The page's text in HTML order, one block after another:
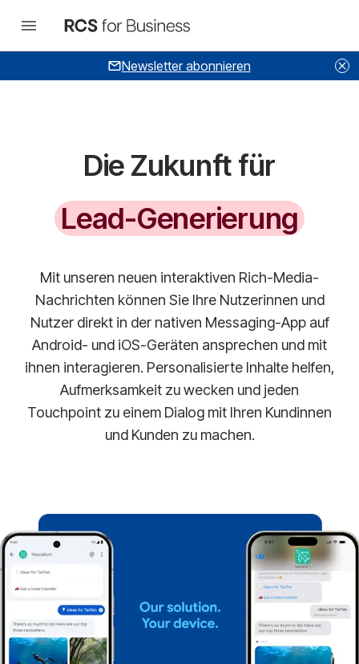
Newsletter abonnieren
Die Zukunft für
Kundeninteraktion
Mit unseren neuen interaktiven Rich-Media-
Nachrichten können Sie Ihre Nutzerinnen und
Nutzer direkt in der nativen Messaging-App auf
Android- und iOS-Geräten ansprechen und mit
ihnen interagieren. Personalisierte Inhalte helfen,
Aufmerksamkeit zu wecken und jeden
Touchpoint zu einem Dialog mit Ihren Kundinnen
und Kunden zu machen.